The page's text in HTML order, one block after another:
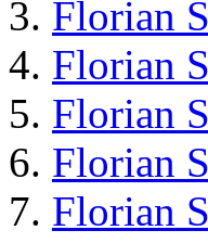
Florian
Florian
Florian
Florian
Florian